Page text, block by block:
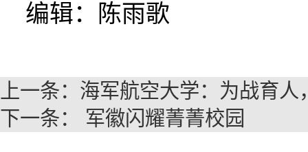
编辑：陈雨歌
上一条： 海军航空大学：为战育人
下一条：
军徽闪耀菁菁校园